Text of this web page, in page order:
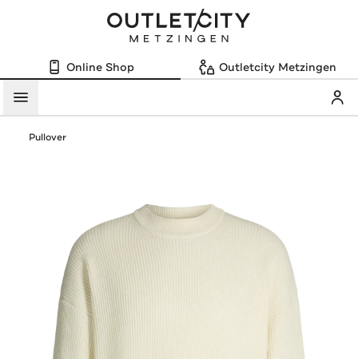
Online Shop Outletcity Metzingen
Menü
Pullover